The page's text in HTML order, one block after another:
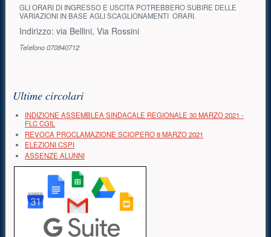
GLI ORARI DI INGRESSO E USCITA POTREBBERO SUBIRE DELLE
VARIAZIONI IN BASE AGLI SCAGLIONAMENTI ORARI.
Indirizzo: via Bellini, Via Rossini
Telefono 070840712
Ultime circolari
INDIZIONE ASSEMBLEA SINDACALE REGIONALE 30 MARZO 2021 -
FLC CGIL
REVOCA PROCLAMAZIONE SCIOPERO 8 MARZO 2021
ELEZIONI CSPI
ASSENZE ALUNNI